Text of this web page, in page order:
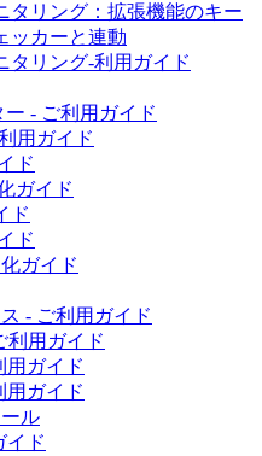
タリング：拡張機能のキー
ッカーと連動
タリング-利用ガイド
- ご利用ガイド
用ガイド
ド
ガイド
ド
ド
ガイド
- ご利用ガイド
利用ガイド
用ガイド
用ガイド
ル
イド